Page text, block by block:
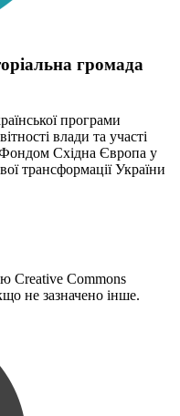
громада
програми
влади та участі
Східна Європа у
трансформації України
Creative Commons
не зазначено інше.